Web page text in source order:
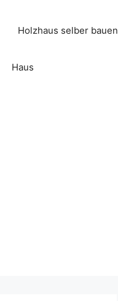
Holzhaus selber bauen
Haus